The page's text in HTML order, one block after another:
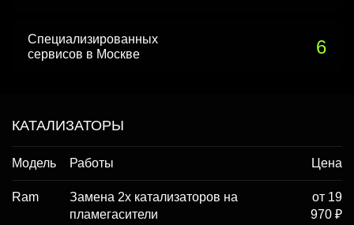
6
Специализированных
сервисов в Москве
КАТАЛИЗАТОРЫ
Модель Работы Цена
Ram
Замена 2х катализаторов на
пламегасители
от 19
970 ₽